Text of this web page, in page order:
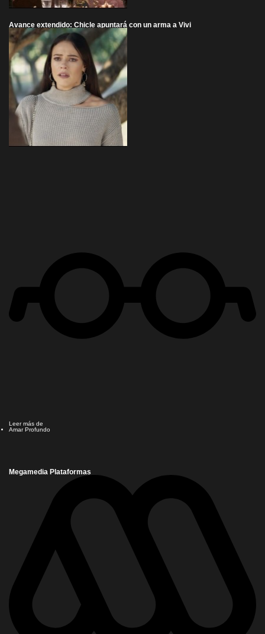
Avance extendido: Chicle apuntará con un arma a Vivi
Leer más de
Amar Profundo
Megamedia Plataformas